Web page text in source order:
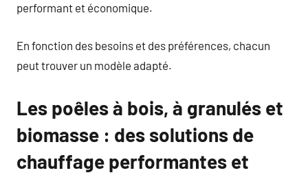
performant et économique.
En fonction des besoins et des préférences, chacun
peut trouver un modèle adapté.
Les poêles à bois, à granulés et
biomasse : des solutions de
chauffage performantes et